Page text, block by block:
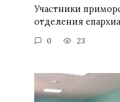
Участники
отделения
0 23